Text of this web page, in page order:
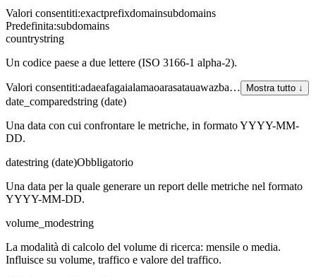
Valori consentiti:exactprefixdomainsubdomains
Predefinita:subdomains
countrystring
Un codice paese a due lettere (ISO 3166-1 alpha-2).
Valori consentiti:adaeafagaialamaoarasatauawazba… Mostra tutto ↓
date_comparedstring (date)
Una data con cui confrontare le metriche, in formato YYYY-MM-
DD.
datestring (date)Obbligatorio
Una data per la quale generare un report delle metriche nel formato
YYYY-MM-DD.
volume_modestring
La modalità di calcolo del volume di ricerca: mensile o media.
Influisce su volume, traffico e valore del traffico.